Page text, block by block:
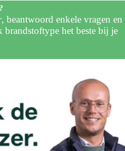
, beantwoord enkele vragen en
het beste bij je